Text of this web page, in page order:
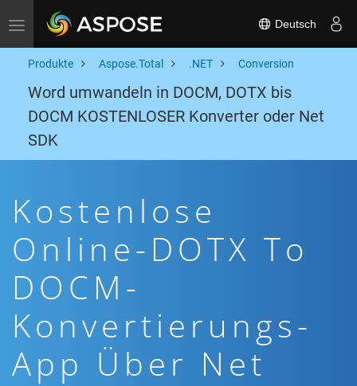
Toggle navigation Deutsch
Produkte Aspose.Total .NET Conversion
Word umwandeln in DOCM, DOTX bis
DOCM KOSTENLOSER Konverter oder Net
SDK
Kostenlose
Online-DOTX To
DOCM-
Konvertierungs-
App Über Net